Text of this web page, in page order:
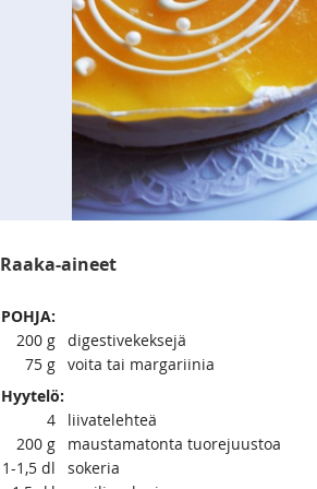
Raaka-aineet
POHJA:
200 g digestivekeksejä
75 g voita tai margariinia
Hyytelö:
4
liivatelehteä
200 g
maustamatonta tuorejuustoa
1-1,5 dl
sokeria